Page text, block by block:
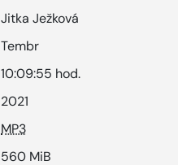
Jitka Ježková
Tembr
10:09:55 hod.
2021
MP3
560 MiB